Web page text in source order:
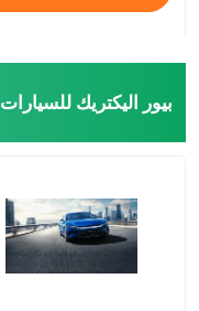
بيور اليكتريك للسيارات